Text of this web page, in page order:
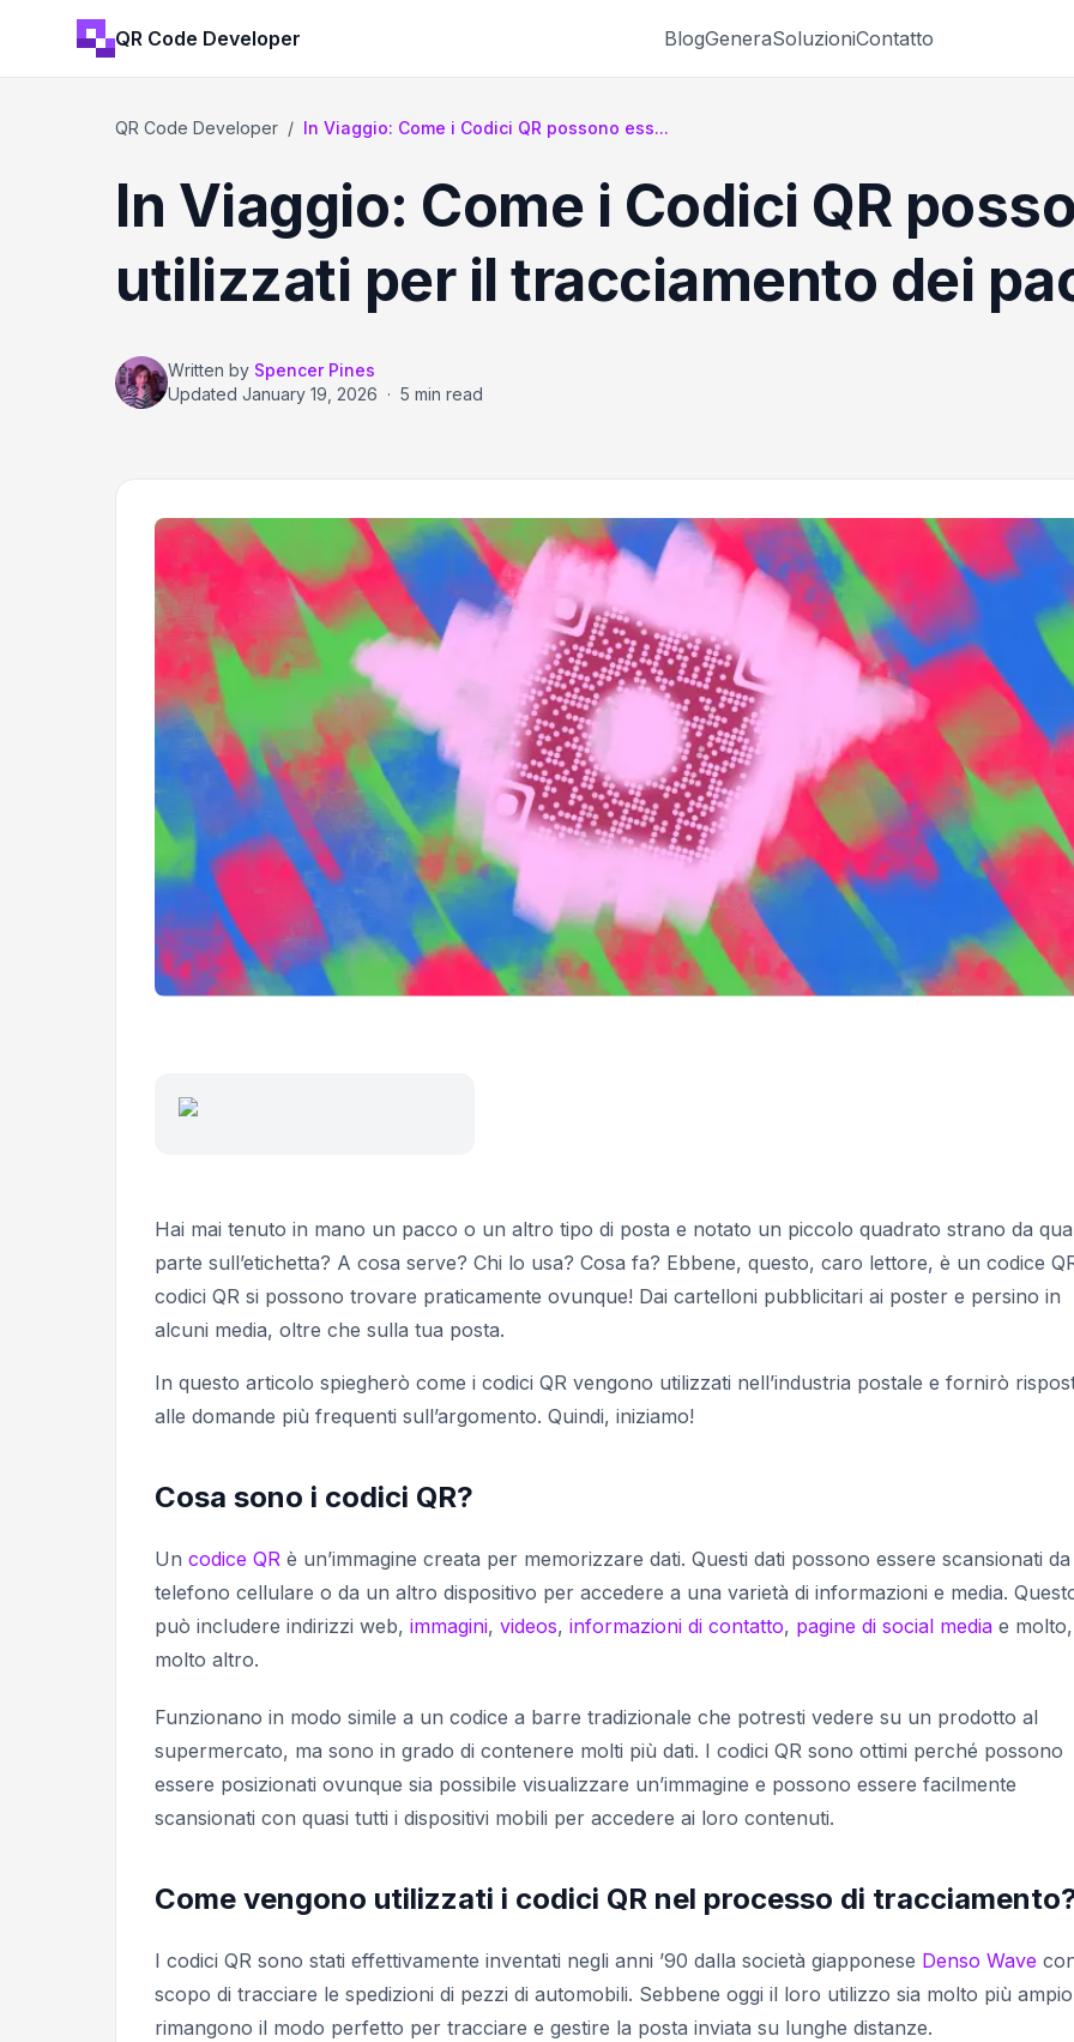
QR Code Developer BlogGeneraSoluzioniContatto
QR Code Developer / In Viaggio: Come i Codici QR possono ess...
In Viaggio: Come i Codici QR
utilizzati per il tracciamento dei
Written by Spencer Pines
Updated January 19, 2026 · 5 min read
Hai mai tenuto in mano un pacco o un altro tipo di posta e notato un piccolo quadrato strano da
parte sull’etichetta? A cosa serve? Chi lo usa? Cosa fa? Ebbene, questo, caro lettore, è un codice
codici QR si possono trovare praticamente ovunque! Dai cartelloni pubblicitari ai poster e persino in
alcuni media, oltre che sulla tua posta.
In questo articolo spiegherò come i codici QR vengono utilizzati nell’industria postale e fornirò
alle domande più frequenti sull’argomento. Quindi, iniziamo!
Cosa sono i codici QR?
Un codice QR è un’immagine creata per memorizzare dati. Questi dati possono essere scansionati
telefono cellulare o da un altro dispositivo per accedere a una varietà di informazioni e media.
può includere indirizzi web, immagini, videos, informazioni di contatto, pagine di social media e molto,
molto altro.
Funzionano in modo simile a un codice a barre tradizionale che potresti vedere su un prodotto al
supermercato, ma sono in grado di contenere molti più dati. I codici QR sono ottimi perché possono
essere posizionati ovunque sia possibile visualizzare un’immagine e possono essere facilmente
scansionati con quasi tutti i dispositivi mobili per accedere ai loro contenuti.
Come vengono utilizzati i codici QR nel processo di
I codici QR sono stati effettivamente inventati negli anni ’90 dalla società giapponese Denso Wave
scopo di tracciare le spedizioni di pezzi di automobili. Sebbene oggi il loro utilizzo sia molto più
rimangono il modo perfetto per tracciare e gestire la posta inviata su lunghe distanze.